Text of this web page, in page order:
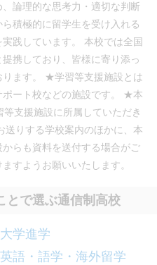
論理的な思考力・適切な判断
積極的に留学生を受け入れる
践しています。 本校では全国
携しており、皆様に寄り添っ
ます。 ★学習等支援施設とは
ート校などの施設です。 ★本
支援施設に所属していただき
送りする学校案内のほかに、本
らも資料を送付する場合がご
すようお願いいたします。
とで選ぶ通信制高校
大学進学
英語・語学・海外留学